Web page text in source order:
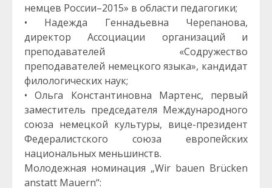
немцев России–2015» в области педагогики;
• Надежда Геннадьевна Черепанова,
директор Ассоциации организаций и
преподавателей «Содружество
преподавателей немецкого языка», кандидат
филологических наук;
• Ольга Константиновна Мартенс, первый
заместитель председателя Международного
союза немецкой культуры, вице-президент
Федералистского союза европейских
национальных меньшинств.
Молодежная номинация „Wir bauen Brücken
anstatt Mauern“: